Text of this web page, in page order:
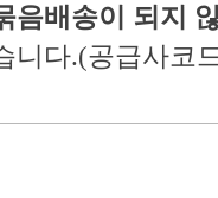
음배송이 되지
니다.(공급사코